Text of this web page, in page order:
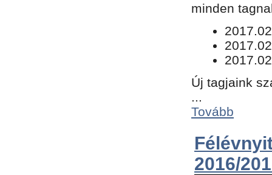
minden
Új tagjaink
...
Tovább
2016/